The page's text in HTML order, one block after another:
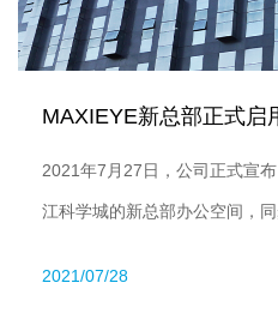
2021年7月27日，公司正式宣
江科学城的新总部办公空间，同
2021/07/28